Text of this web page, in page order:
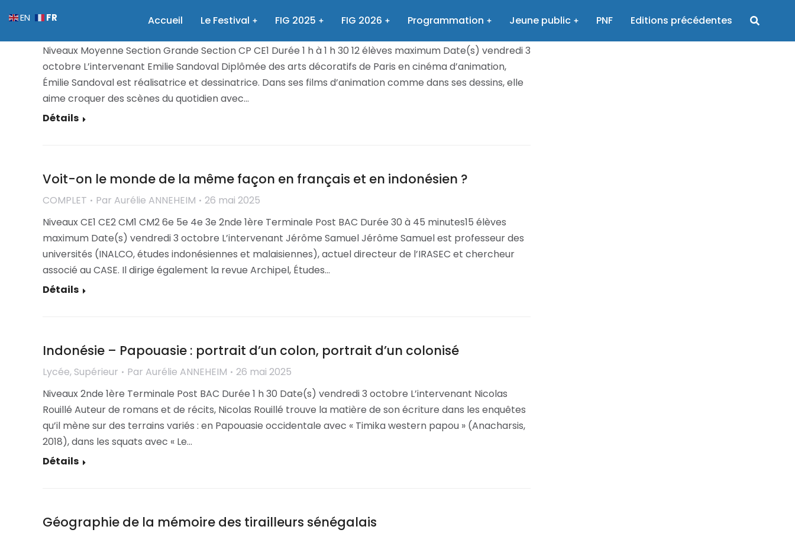
Accueil Le Festival FIG 2025 FIG 2026 Programmation Jeune public PNF Editions précédentes
Niveaux Moyenne Section Grande Section CP CE1 Durée 1 h à 1 h 30 12 élèves maximum Date(s) vendredi 3
octobre L’intervenant Emilie Sandoval Diplômée des arts décoratifs de Paris en cinéma d’animation,
Émilie Sandoval est réalisatrice et dessinatrice. Dans ses films d’animation comme dans ses dessins, elle
aime croquer des scènes du quotidien avec…
Détails
Voit-on le monde de la même façon en français et en indonésien ?
COMPLET Par Aurélie ANNEHEIM
26 mai 2025
Niveaux CE1 CE2 CM1 CM2 6e 5e 4e 3e 2nde 1ère Terminale Post BAC Durée 30 à 45 minutes15 élèves
maximum Date(s) vendredi 3 octobre L’intervenant Jérôme Samuel Jérôme Samuel est professeur des
universités (INALCO, études indonésiennes et malaisiennes), actuel directeur de l’IRASEC et chercheur
associé au CASE. Il dirige également la revue Archipel, Études…
Détails
Indonésie – Papouasie : portrait d’un colon, portrait d’un colonisé
Lycée, Supérieur Par Aurélie ANNEHEIM
26 mai 2025
Niveaux 2nde 1ère Terminale Post BAC Durée 1 h 30 Date(s) vendredi 3 octobre L’intervenant Nicolas
Rouillé Auteur de romans et de récits, Nicolas Rouillé trouve la matière de son écriture dans les enquêtes
qu’il mène sur des terrains variés : en Papouasie occidentale avec « Timika western papou » (Anacharsis,
2018), dans les squats avec « Le…
Détails
Géographie de la mémoire des tirailleurs sénégalais
EN FR